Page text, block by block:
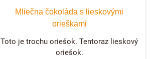
Mliečna čokoláda s lieskovými
orieškami
Toto je trochu oriešok. Tentoraz lieskový
oriešok.